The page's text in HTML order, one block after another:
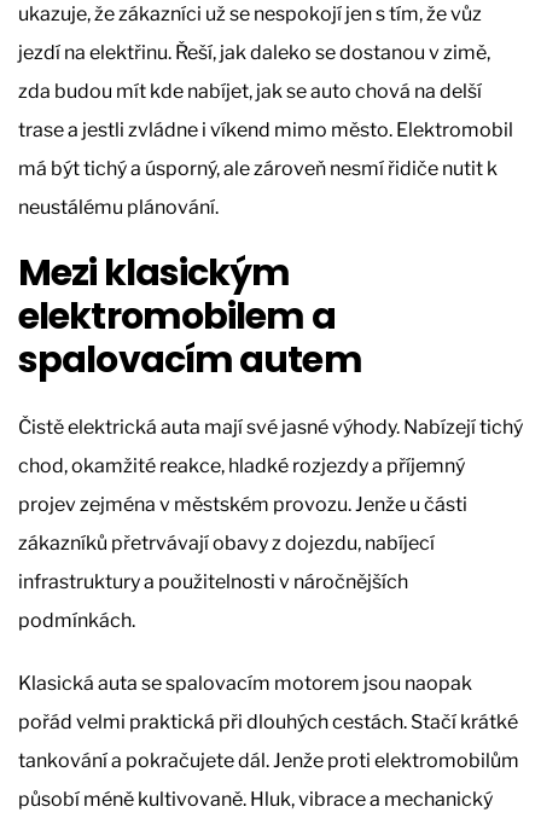
ukazuje, že zákazníci už se nespokojí jen s tím, že vůz
jezdí na elektřinu. Řeší, jak daleko se dostanou v zimě,
zda budou mít kde nabíjet, jak se auto chová na delší
trase a jestli zvládne i víkend mimo město. Elektromobil
má být tichý a úsporný, ale zároveň nesmí řidiče nutit k
neustálému plánování.
Mezi klasickým
elektromobilem a
spalovacím autem
Čistě elektrická auta mají své jasné výhody. Nabízejí tichý
chod, okamžité reakce, hladké rozjezdy a příjemný
projev zejména v městském provozu. Jenže u části
zákazníků přetrvávají obavy z dojezdu, nabíjecí
infrastruktury a použitelnosti v náročnějších
podmínkách.
Klasická auta se spalovacím motorem jsou naopak
pořád velmi praktická při dlouhých cestách. Stačí krátké
tankování a pokračujete dál. Jenže proti elektromobilům
působí méně kultivovaně. Hluk, vibrace a mechanický